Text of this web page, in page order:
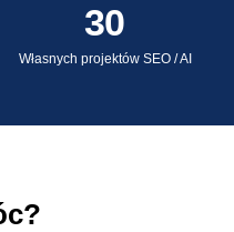
30
Własnych projektów SEO / AI